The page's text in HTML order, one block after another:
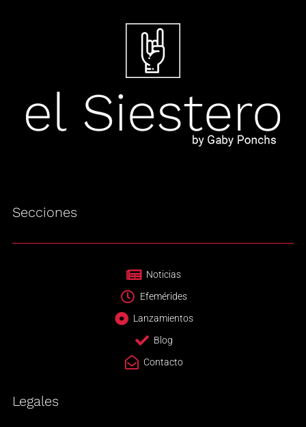
Secciones
Noticias
Efemérides
Lanzamientos
Blog
Contacto
Legales